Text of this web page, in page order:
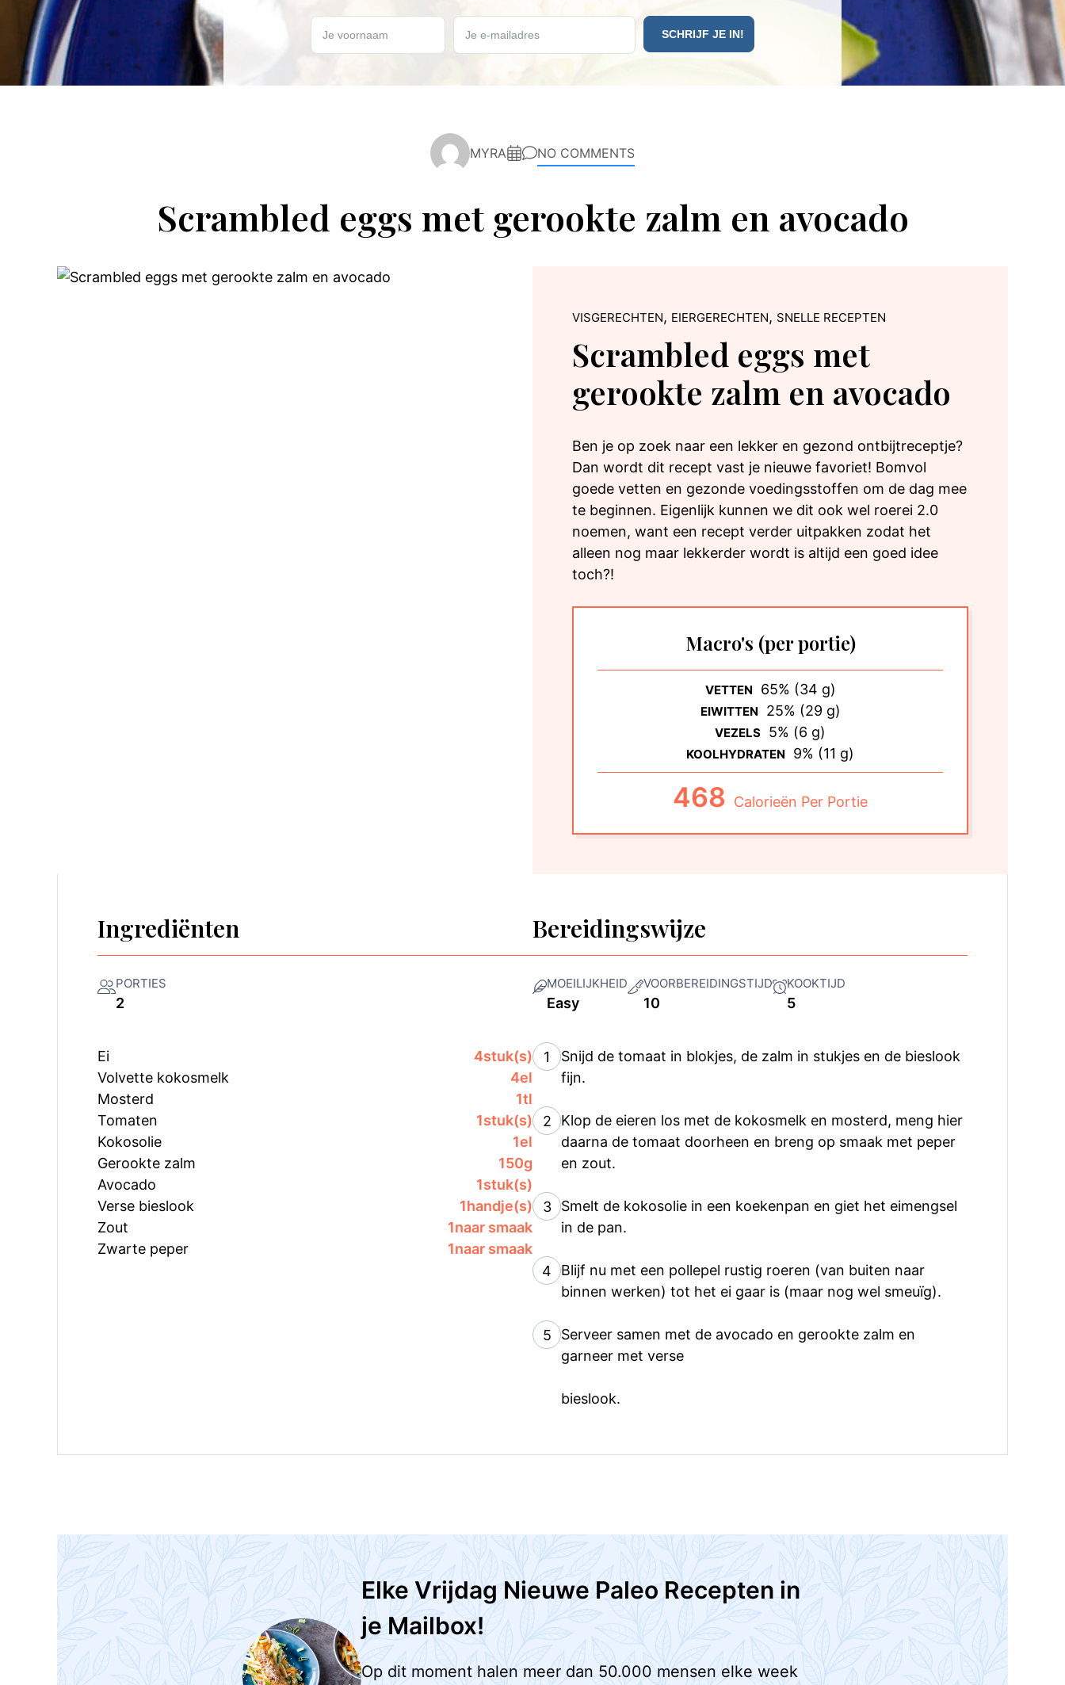
MYRA NO COMMENTS
Scrambled eggs met gerookte zalm en avocado
VISGERECHTEN, EIERGERECHTEN, SNELLE RECEPTEN
Scrambled eggs met
gerookte zalm en avocado
Ben je op zoek naar een lekker en gezond ontbijtreceptje?
Dan wordt dit recept vast je nieuwe favoriet! Bomvol
goede vetten en gezonde voedingsstoffen om de dag mee
te beginnen. Eigenlijk kunnen we dit ook wel roerei 2.0
noemen, want een recept verder uitpakken zodat het
alleen nog maar lekkerder wordt is altijd een goed idee
toch?!
Macro's (per portie)
VETTEN 65% (34 g)
EIWITTEN 25% (29 g)
VEZELS 5% (6 g)
KOOLHYDRATEN 9% (11 g)
468 Calorieën Per Portie
Ingrediënten
PORTIES
2
Ei 4stuk(s)
Volvette kokosmelk
4el
Mosterd
1tl
Tomaten
1stuk(s)
Kokosolie
1el
Gerookte zalm
150g
Avocado
1stuk(s)
Verse bieslook
1handje(s)
Zout
1naar smaak
Zwarte peper
1naar smaak
Bereidingswijze
MOEILIJKHEID
Easy
VOORBEREIDINGSTIJD
10
KOOKTIJD
5
1
Snijd de tomaat in blokjes, de zalm in stukjes en de bieslook
fijn.
2
Klop de eieren los met de kokosmelk en mosterd, meng hier
daarna de tomaat doorheen en breng op smaak met peper
en zout.
3
Smelt de kokosolie in een koekenpan en giet het eimengsel
in de pan.
4
Blijf nu met een pollepel rustig roeren (van buiten naar
binnen werken) tot het ei gaar is (maar nog wel smeuïg).
5
Serveer samen met de avocado en gerookte zalm en
garneer met verse
bieslook.
Elke Vrijdag Nieuwe Paleo Recepten in
je Mailbox!
Op dit moment halen meer dan 50.000 mensen elke week